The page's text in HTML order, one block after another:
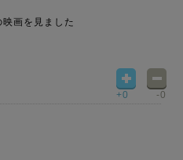
画を見ました
+0 -0